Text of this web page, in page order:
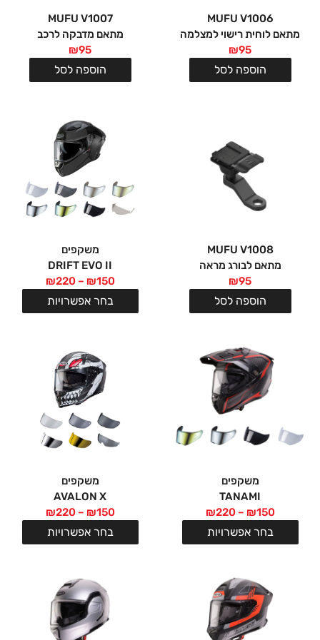
MUFU V1006
מתאם לוחית רישוי למצלמה
₪95
הוספה לסל
MUFU V1007
מתאם מדבקה לרכב
₪95
הוספה לסל
MUFU V1008
מתאם לבורג מראה
₪95
הוספה לסל
משקפים
DRIFT EVO II
₪150
–
₪220
בחר אפשרויות
משקפים
TANAMI
₪150
–
₪220
בחר אפשרויות
משקפים
AVALON X
₪150
–
₪220
בחר אפשרויות